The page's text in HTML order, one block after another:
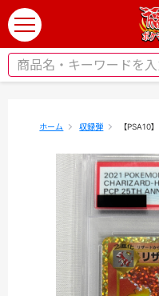
t
o
g
ホーム 収録弾 【PSA10